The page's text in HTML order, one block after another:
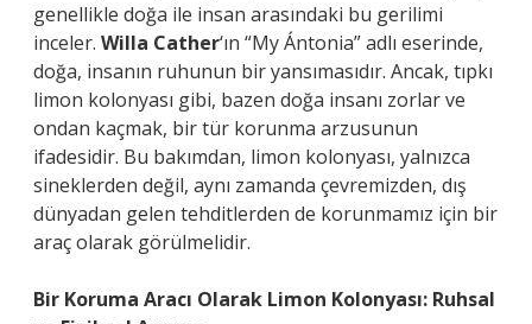
genellikle doğa ile insan arasındaki bu gerilimi
inceler. Willa Cather‘ın “My Ántonia” adlı eserinde,
doğa, insanın ruhunun bir yansımasıdır. Ancak, tıpkı
limon kolonyası gibi, bazen doğa insanı zorlar ve
ondan kaçmak, bir tür korunma arzusunun
ifadesidir. Bu bakımdan, limon kolonyası, yalnızca
sineklerden değil, aynı zamanda çevremizden, dış
dünyadan gelen tehditlerden de korunmamız için bir
araç olarak görülmelidir.
Bir Koruma Aracı Olarak Limon Kolonyası: Ruhsal